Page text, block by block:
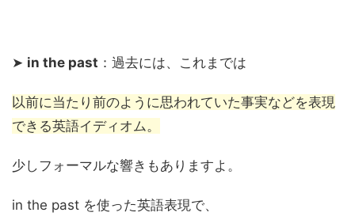
➤ in the past ：過去には、これまでは
以前に当たり前のように思われていた事実などを表現
できる英語イディオム。
少しフォーマルな響きもありますよ。
in the past を使った英語表現で、